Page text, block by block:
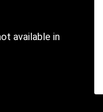
available in